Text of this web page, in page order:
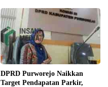
DPRD Purworejo Naikkan
Target Pendapatan Parkir,